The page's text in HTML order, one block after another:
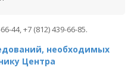
44, +7 (812) 439-66-85.
необходимых
Центра